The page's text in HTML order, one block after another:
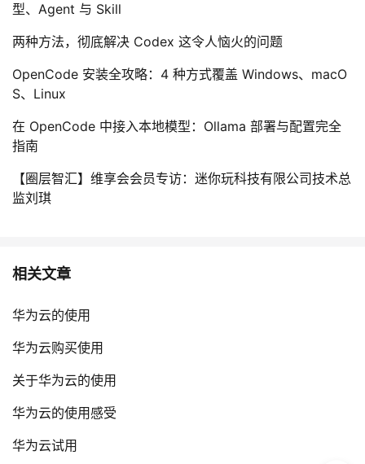
型、Agent 与 Skill
两种方法，彻底解决 Codex 这令人恼火的问题
OpenCode 安装全攻略：4 种方式覆盖 Windows、macO
S、Linux
在 OpenCode 中接入本地模型：Ollama 部署与配置完全
指南
【圈层智汇】维享会会员专访：迷你玩科技有限公司技术总
监刘琪
相关文章
华为云的使用
华为云购买使用
关于华为云的使用
华为云的使用感受
华为云试用